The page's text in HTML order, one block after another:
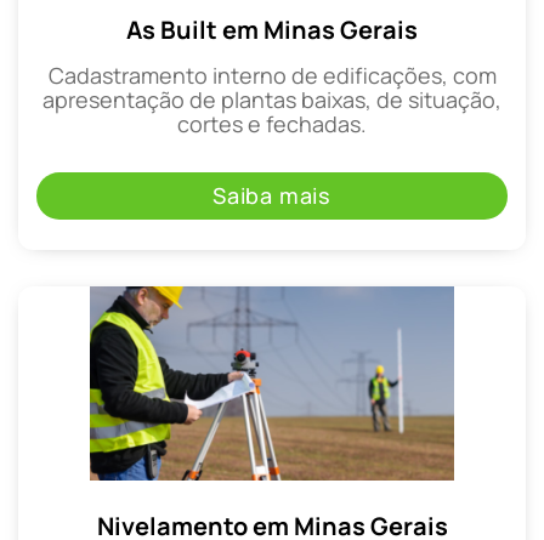
As Built em Minas Gerais
Cadastramento interno de edificações, com
apresentação de plantas baixas, de situação,
cortes e fechadas.
Saiba mais
Nivelamento em Minas Gerais